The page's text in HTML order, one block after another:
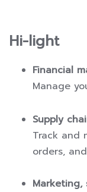
Hi-light
Financial
Manage
Supply
Track and
orders,
Marketing,